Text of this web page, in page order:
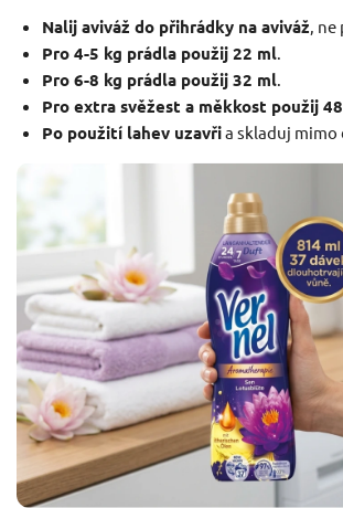
Nalij aviváž do přihrádky na aviváž ,
Pro 4-5 kg prádla použij 22 ml
Pro 6-8 kg prádla použij 32 ml
Pro extra svěžest a měkkost použij
Po použití lahev uzavřia skladuj mimo